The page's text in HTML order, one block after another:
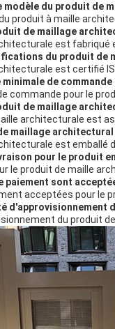
modèle du produit de
produit à maille
de maillage
est fabriqué
du produit de
est certifié
minimale de
commande pour le
de maillage
architecturale est
maillage
est emballé
pour le produit
le produit de maille
paiement sont
acceptées pour le
du produit